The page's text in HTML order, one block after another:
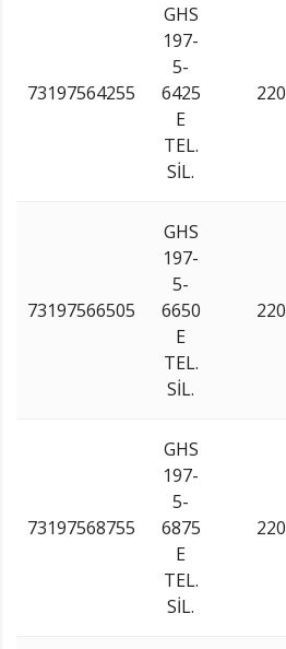
73197564255
GHS
197-
5-
6425
E
TEL.
SİL.
220
73197566505
GHS
197-
5-
6650
E
TEL.
SİL.
220
73197568755
GHS
197-
5-
6875
E
TEL.
SİL.
220